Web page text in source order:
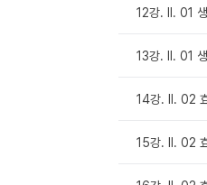
12강. Ⅱ. 01
13강. Ⅱ. 01
14강. Ⅱ. 02
15강. Ⅱ. 02